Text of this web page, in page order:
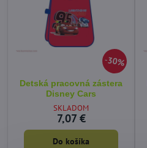
30%
Detská pracovná zástera
Disney Cars
SKLADOM
7,07 €
Do košíka